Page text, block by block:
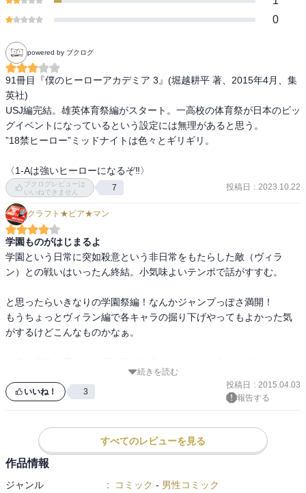
0
powered by ブクログ
91冊目『僕のヒーローアカデミア 3』(堀越耕平 著、2015年4月、集
英社)
USJ編完結。雄英体育祭編がスタート。一高校の体育祭が日本のビッ
グイベントになっているという設定には無理があると思う。
”18禁ヒーロー”ミッドナイトは色々とギリギリ。
〈1-Aは強いヒーローになるぞ‼︎〉
ブクログレビューは
いいねできません
7 投稿日 : 2023.10.22
クラフト★ビア★マン
学園ものがはじまるよ
学園という日常に突如殺意という非日常をもたらした敵（ヴィラ
ン）との戦いはいったん終結。小気味よいテンポで話がすすむ。
と思ったらいきなりの学園祭編！なんかジャンプっぽさ満開！
もうちょっとヴィラン編で各キャラの掘り下げやってもよかった気
がするけどこんなものかなぁ。
ほら。あと麗日お茶子のヒーローをめざす理由も。
爆豪が安定の暴れっぷりであっという間に読み切ってしまった。
はやく次読みたいんですけど。
続きを読む
いいね！ 3
投稿日 : 2015.04.03
報告する
すべてのレビューを見る
作品情報
ジャンル : コミック - 男性コミック